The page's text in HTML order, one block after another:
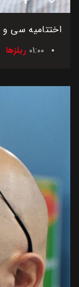
اختتامیه سی و
01:00 ریلزها